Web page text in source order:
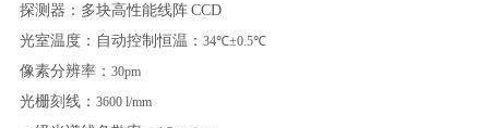
探测器：多块高性能线阵 CCD
光室温度：自动控制恒温： 34℃±0.5℃
像素分辨率： 30pm
光栅刻线： 3600 l/mm